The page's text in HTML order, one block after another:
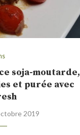
soja-moutarde,
et purée avec
2019